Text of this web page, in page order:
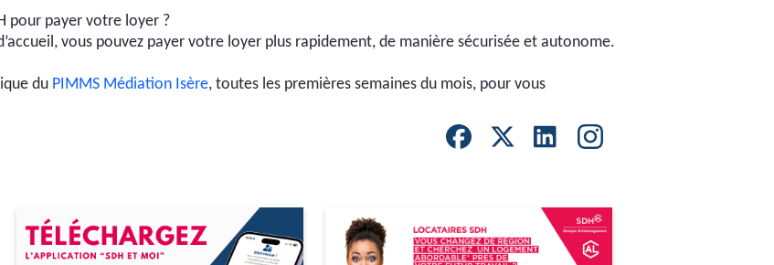
pour payer votre loyer ?
vous pouvez payer votre loyer plus rapidement, de manière sécurisée et autonome.
du PIMMS Médiation Isère, toutes les premières semaines du mois, pour vous